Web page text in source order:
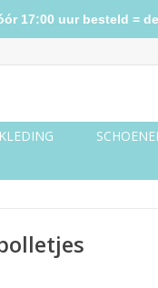
KLEDING
17:00 uur besteld =